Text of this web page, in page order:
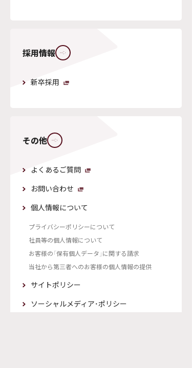
新卒採用
よくあるご質問
お問い合わせ
個人情報について
プライバシーポリシーについて
社員等の個人情報について
お客様の「保有個人データ」に関する請求
当社から第三者へのお客様の個人情報の提供
サイトポリシー
ソーシャルメディア・ポリシー